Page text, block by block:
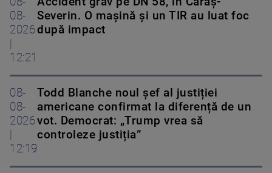
08-
2026
|
12:21
Severin. O mașină și un TIR au luat foc
după impact
08-
08-
2026
|
12:19
Todd Blanche noul șef al justiției
americane confirmat la diferență de un
vot. Democrat: „Trump vrea să
controleze justiția”